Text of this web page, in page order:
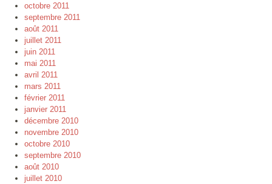
octobre 2011
septembre 2011
août 2011
juillet 2011
juin 2011
mai 2011
avril 2011
mars 2011
février 2011
janvier 2011
décembre 2010
novembre 2010
octobre 2010
septembre 2010
août 2010
juillet 2010